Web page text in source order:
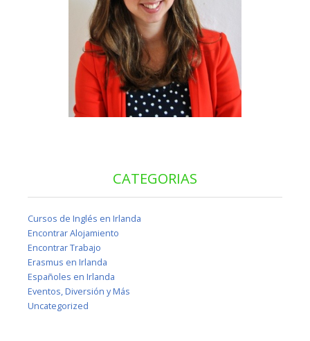
CATEGORIAS
Cursos de Inglés en Irlanda
Encontrar Alojamiento
Encontrar Trabajo
Erasmus en Irlanda
Españoles en Irlanda
Eventos, Diversión y Más
Uncategorized